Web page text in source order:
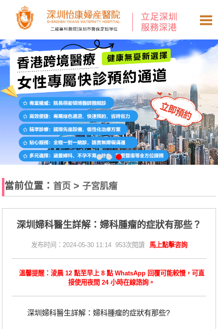
當前位置： 首页 > 子宮肌瘤
深圳婦科醫生詳解：婦科腫瘤的症狀有那些？
发布时间：2024-05-30 11:14 953次閱讀 馬上點擊咨詢
溫馨提醒：淩晨 12 點至早上 8 點 WhatsApp 回覆可能較慢，可直
接使用夜間 24 小時在線諮詢。
深圳婦科醫生詳解：婦科腫瘤的症狀有那些?